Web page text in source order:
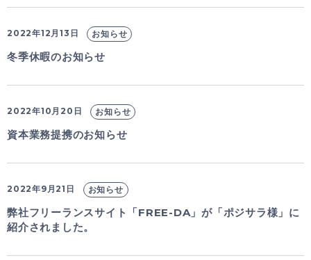
2022年12月13日 お知らせ
冬季休暇のお知らせ
2022年10月20日 お知らせ
資本業務提携のお知らせ
2022年9月21日 お知らせ
弊社フリーランスサイト「FREE-DA」が「ポジサラ様」に
紹介されました。